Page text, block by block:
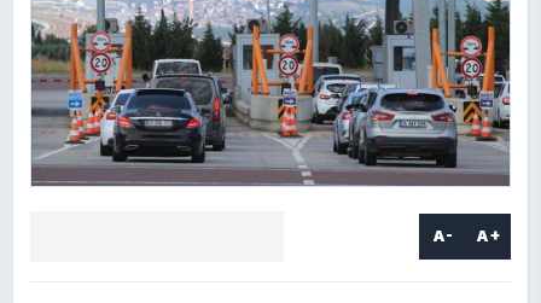
A- A+